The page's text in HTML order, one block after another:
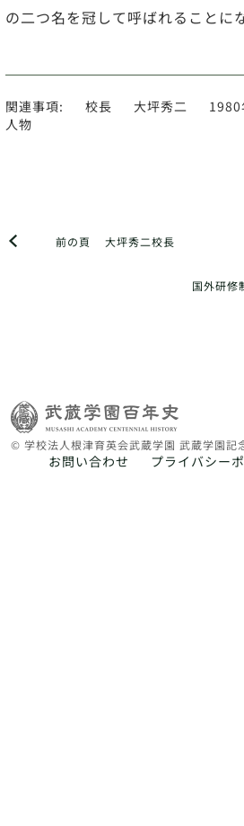
の二つ名を冠して呼ばれることに
関連事項: 校長 大坪秀二 1980
人物
前の頁 大坪秀二校長
国外研修
© 学校法人根津育英会武蔵学園 武蔵学園記
お問い合わせ プライバシー